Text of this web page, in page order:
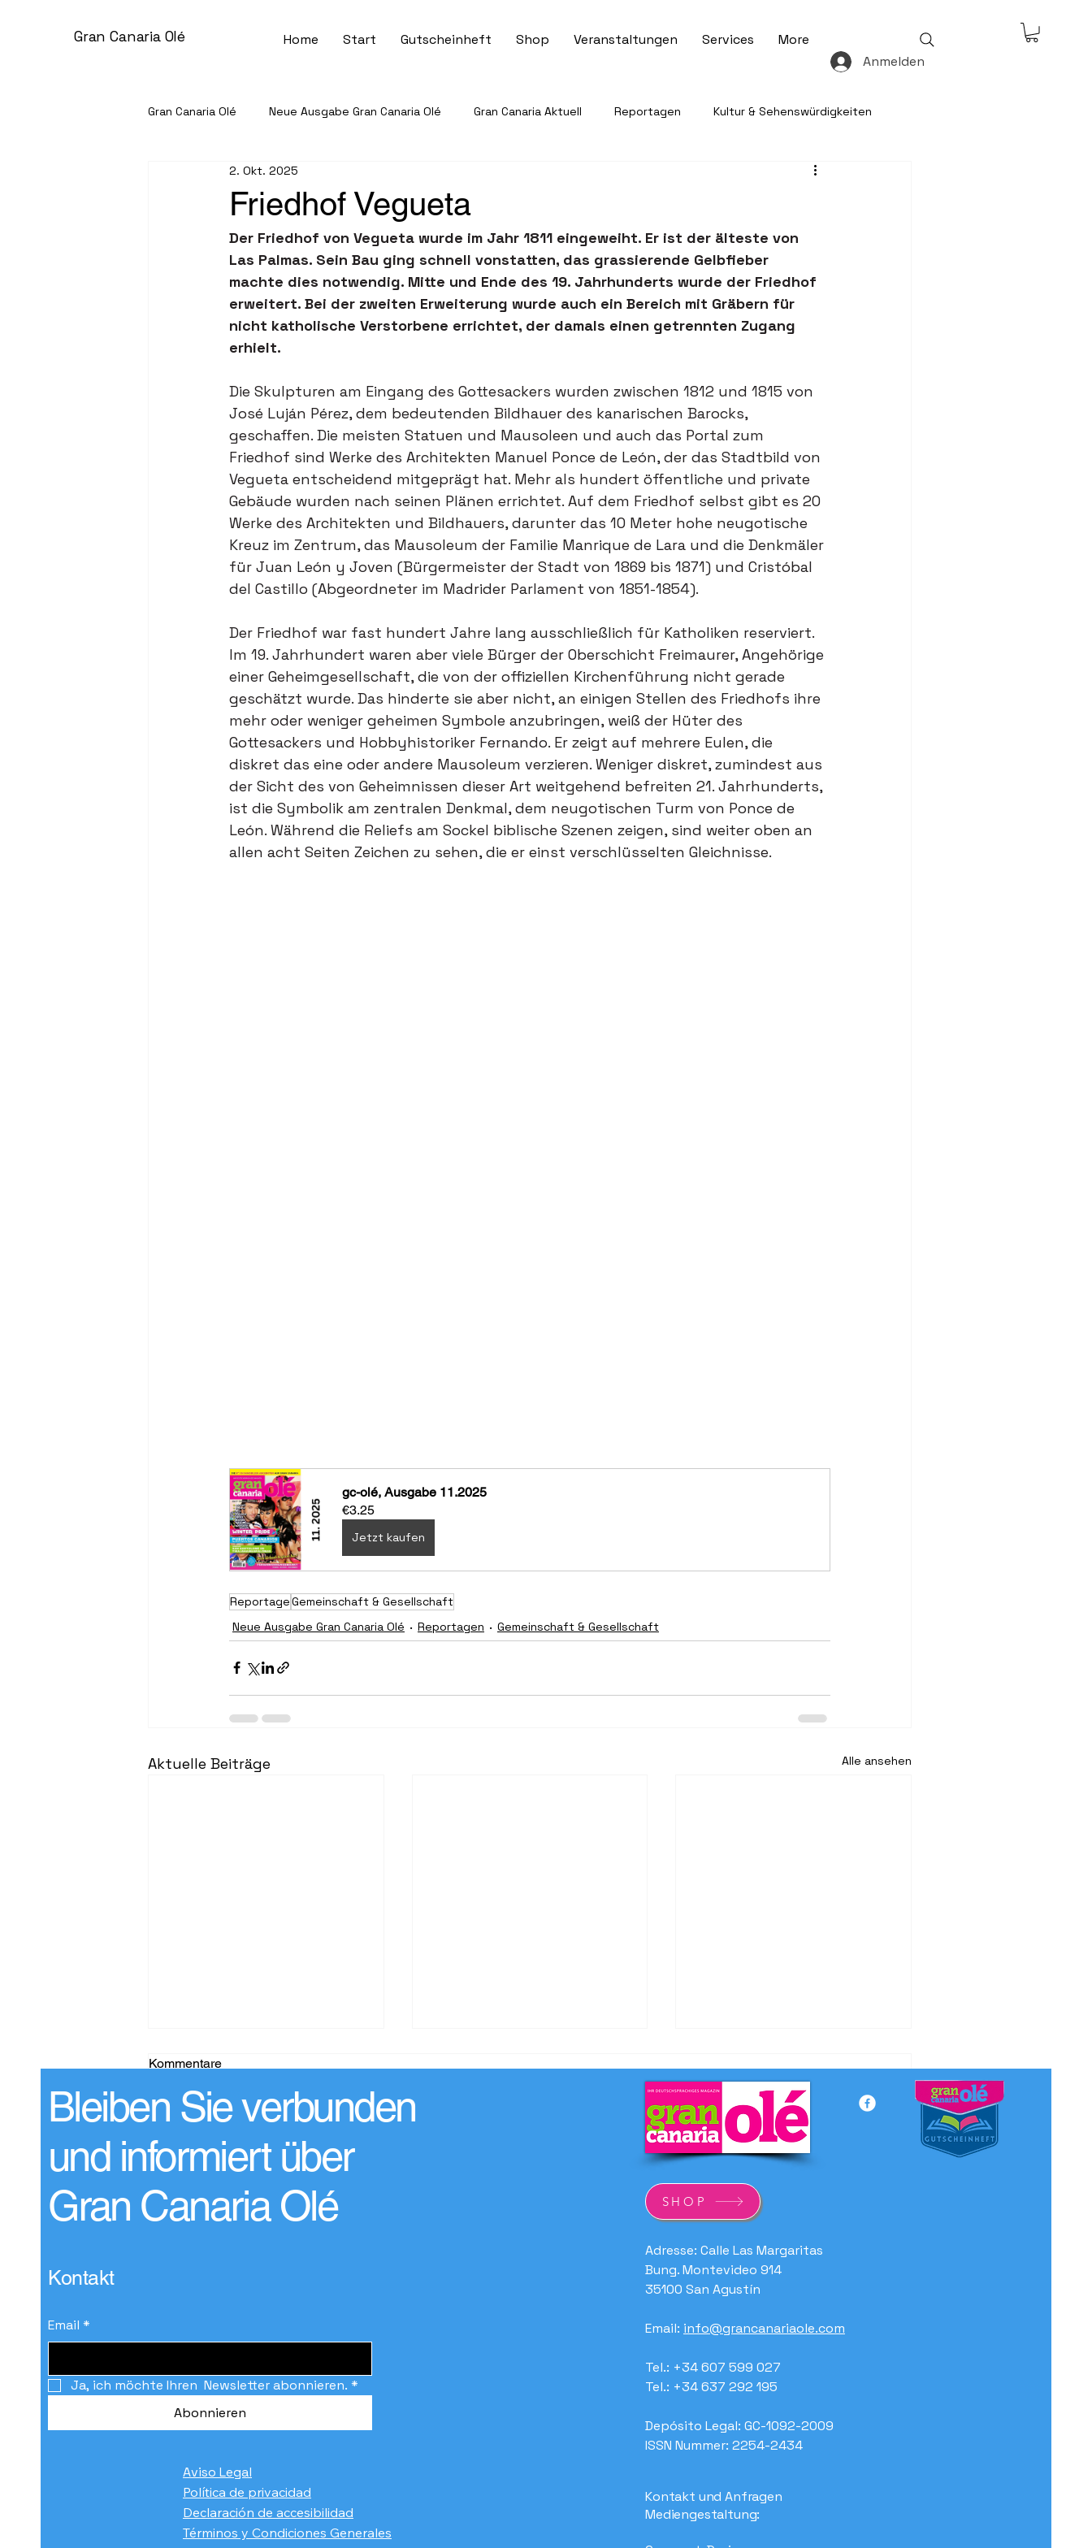
Gran Canaria Olé Home Start Gutscheinheft Shop Veranstaltungen Services
More
Anmelden
Gran Canaria Olé Neue Ausgabe Gran Canaria Olé Gran Canaria Aktuell Reportagen Kultur & Sehenswürdigkeiten
Gemeinschaft & Gesellschaft
Unternehmen im Spotlight Service & Informationen Gesundheit & Notfallhilfe Recht & Ratgeber
Kleinanzeigen
Friedhof Vegueta
2. Okt. 2025
Der Friedhof von Vegueta wurde im Jahr 1811 eingeweiht. Er ist der älteste von
Las Palmas. Sein Bau ging schnell vonstatten, das grassierende Gelbfieber
machte dies notwendig. Mitte und Ende des 19. Jahrhunderts wurde der Friedhof
erweitert. Bei der zweiten Erweiterung wurde auch ein Bereich mit Gräbern für
nicht katholische Verstorbene errichtet, der damals einen getrennten Zugang
erhielt.
Die Skulpturen am Eingang des Gottesackers wurden zwischen 1812 und 1815 von
José Luján Pérez, dem bedeutenden Bildhauer des kanarischen Barocks,
geschaffen. Die meisten Statuen und Mausoleen und auch das Portal zum
Friedhof sind Werke des Architekten Manuel Ponce de León, der das Stadtbild von
Vegueta entscheidend mitgeprägt hat. Mehr als hundert öffentliche und private
Gebäude wurden nach seinen Plänen errichtet. Auf dem Friedhof selbst gibt es 20
Werke des Architekten und Bildhauers, darunter das 10 Meter hohe neugotische
Kreuz im Zentrum, das Mausoleum der Familie Manrique de Lara und die Denkmäler
für Juan León y Joven (Bürgermeister der Stadt von 1869 bis 1871) und Cristóbal
del Castillo (Abgeordneter im Madrider Parlament von 1851-1854).
Der Friedhof war fast hundert Jahre lang ausschließlich für Katholiken reserviert.
Im 19. Jahrhundert waren aber viele Bürger der Oberschicht Freimaurer, Angehörige
einer Geheimgesellschaft, die von der offiziellen Kirchenführung nicht gerade
geschätzt wurde. Das hinderte sie aber nicht, an einigen Stellen des Friedhofs ihre
mehr oder weniger geheimen Symbole anzubringen, weiß der Hüter des
Gottesackers und Hobbyhistoriker Fernando. Er zeigt auf mehrere Eulen, die
diskret das eine oder andere Mausoleum verzieren. Weniger diskret, zumindest aus
der Sicht des von Geheimnissen dieser Art weitgehend befreiten 21. Jahrhunderts,
ist die Symbolik am zentralen Denkmal, dem neugotischen Turm von Ponce de
León. Während die Reliefs am Sockel biblische Szenen zeigen, sind weiter oben an
allen acht Seiten Zeichen zu sehen, die er einst verschlüsselten Gleichnisse.
gc-olé, Ausgabe 11.2025
€3.25
Jetzt kaufen
ReportageGemeinschaft & Gesellschaft
Neue Ausgabe Gran Canaria Olé
Reportagen Gemeinschaft & Gesellschaft
Aktuelle Beiträge Alle ansehen
Über 400 Gäste versammeln
sich im Poema del Mar zu
einer Gala zum Schutz der
Kommentare
Kommentar verfassen...
Bleiben Sie verbunden
und informiert über
Gran Canaria Olé
Kontakt
Email *
Ja, ich möchte Ihren  Newsletter abonnieren. *
Abonnieren
Aviso Legal
Política de privacidad
Declaración de accesibilidad
Términos y Condiciones Generales
SHOP
Adresse: Calle Las Margaritas
Bung. Montevideo 914
35100 San Agustín
Email: info@grancanariaole.com
Tel.: +34 607 599 027
Tel.: +34 637 292 195
Depósito Legal: GC-1092-2009
ISSN Nummer: 2254-2434
Kontakt und Anfragen
Mediengestaltung: